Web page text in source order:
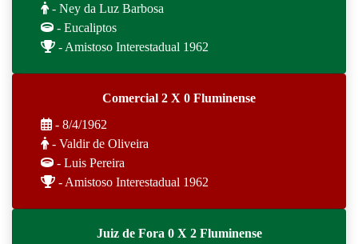
- Ney da Luz Barbosa
- Eucaliptos
- Amistoso Interestadual 1962
Comercial 2 X 0 Fluminense
- 8/4/1962
- Valdir de Oliveira
- Luis Pereira
- Amistoso Interestadual 1962
Juiz de Fora 0 X 2 Fluminense